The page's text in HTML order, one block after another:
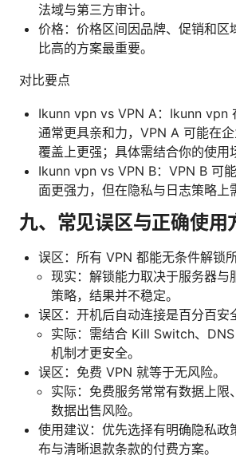
法域与第三方审计。
价格：价格区间因品牌、促销和区
比高的方案最重要。
对比要点
Ikunn vpn vs VPN A：Ikunn vpn
通常更具亲和力，VPN A 可能在
覆盖上更强；具体需结合你的使用
Ikunn vpn vs VPN B：VPN B 可
面更强力，但在隐私与日志策略上
九、常见误区与正确使用
误区：所有 VPN 都能无条件解锁
现实：解锁能力取决于服务器与
策略，结果并不稳定。
误区：开机后自动连接是百分百安
实际：需结合 Kill Switch、
机制才更安全。
误区：免费 VPN 就等于无风险。
实际：免费服务常常有数据上限
数据出售风险。
使用建议：优先选择有明确隐私政
布与清晰退款条款的付费方案。